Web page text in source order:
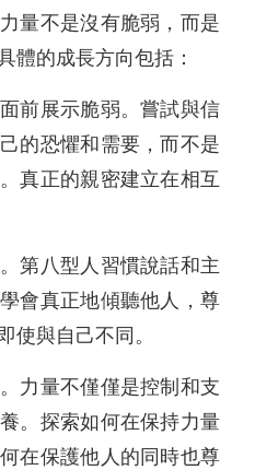
量不是沒有脆弱，而是
體的成長方向包括：
前展示脆弱。嘗試與信
的恐懼和需要，而不是
真正的親密建立在相互
第八型人習慣說話和主
會真正地傾聽他人，尊
使與自己不同。
力量不僅僅是控制和支
。探索如何在保持力量
在保護他人的同時也尊